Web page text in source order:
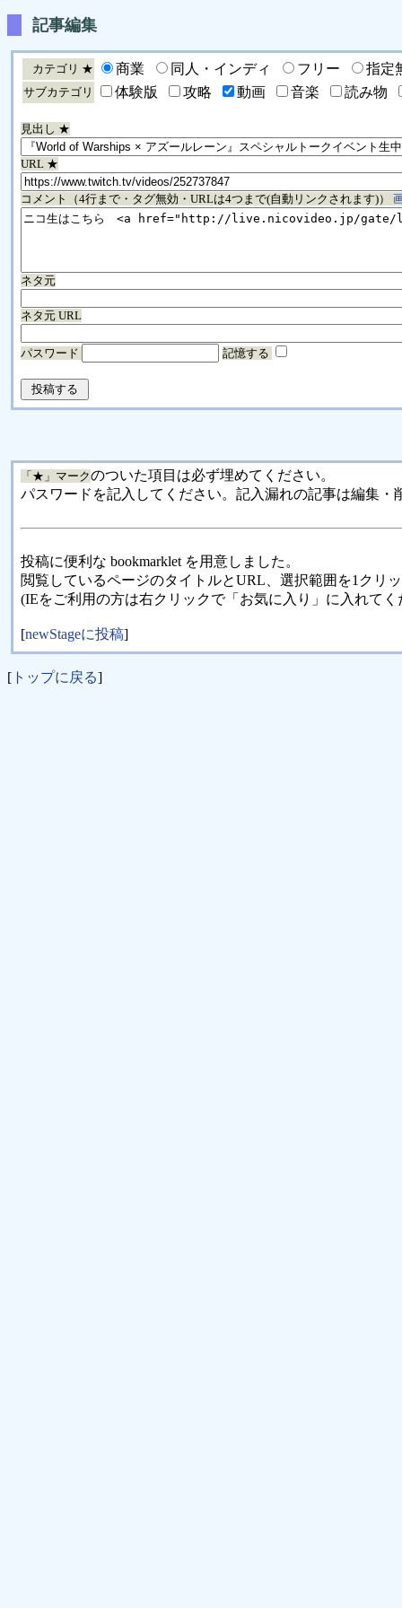
記事編集
カテゴリ ★ 商業 同人・インディ フリー 指定
サブカテゴリ 体験版 攻略 動画 音楽 読み物
見出し ★
URL ★
コメント（4行まで・タグ無効・URLは4つまで(自動リンクされます)）
ネタ元
ネタ元 URL
パスワード 記憶する
「★」マークのついた項目は必ず埋めてください。
パスワードを記入してください。記入漏れの記事は編集・
投稿に便利な bookmarklet を用意しました。
閲覧しているページのタイトルとURL、選択範囲を1クリ
(IEをご利用の方は右クリックで「お気に入り」に入れてく
[newStageに投稿]
[ トップに戻る]